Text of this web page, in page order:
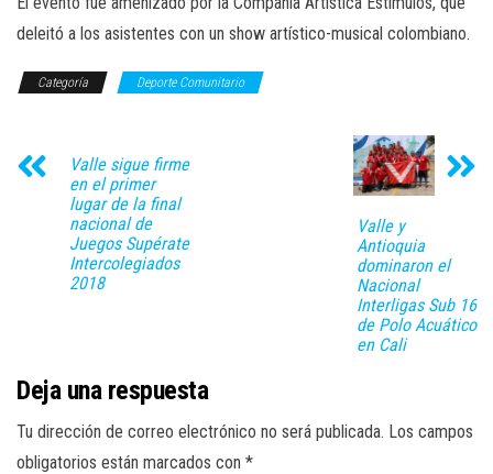
deleitó a los asistentes con un show artístico-musical colombiano.
Categoría Deporte Comunitario
Valle sigue firme
en el primer
lugar de la final
nacional de
Juegos Supérate
Intercolegiados
2018
Valle y
Antioquia
dominaron el
Nacional
Interligas Sub 16
de Polo Acuático
en Cali
Deja una respuesta
Tu dirección de correo electrónico no será publicada. Los campos
obligatorios están marcados con *